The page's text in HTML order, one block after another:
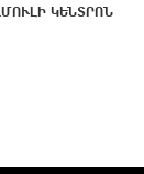
ԿԵՆՏՐՈՆ